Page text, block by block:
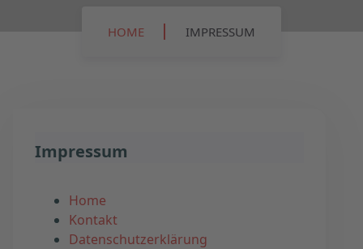
HOME IMPRESSUM
Impressum
Home
Kontakt
Datenschutzerklärung